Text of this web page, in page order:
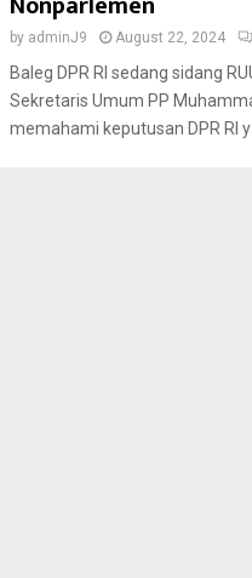
by adminJ9 August 22, 2024
Baleg DPR RI sedang sidang
Sekretaris Umum PP
memahami keputusan DPR RI